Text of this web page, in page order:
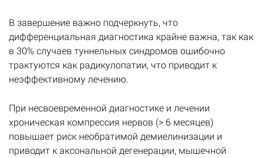
В завершение важно подчеркнуть, что
дифференциальная диагностика крайне важна, так как
в 30% случаев туннельных синдромов ошибочно
трактуются как радикулопатии, что приводит к
неэффективному лечению.
При несвоевременной диагностике и лечении
хроническая компрессия нервов (> 6 месяцев)
повышает риск необратимой демиелинизации и
приводит к аксональной дегенерации, мышечной